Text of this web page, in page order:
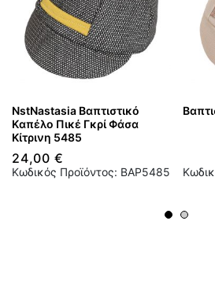
NstNastasia Βαπτιστικό
Kαπέλο Πικέ Γκρί Φάσα
Κίτρινη 5485
24,00 €
Κωδικός Προϊόντος: BAP5485